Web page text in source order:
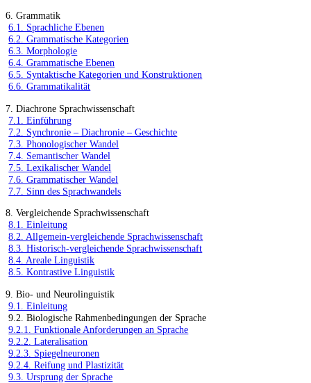
6. Grammatik
6.1. Sprachliche Ebenen
6.2. Grammatische Kategorien
6.3. Morphologie
6.4. Grammatische Ebenen
6.5. Syntaktische Kategorien und Konstruktionen
6.6. Grammatikalität
7. Diachrone Sprachwissenschaft
7.1. Einführung
7.2. Synchronie – Diachronie – Geschichte
7.3. Phonologischer Wandel
7.4. Semantischer Wandel
7.5. Lexikalischer Wandel
7.6. Grammatischer Wandel
7.7. Sinn des Sprachwandels
8. Vergleichende Sprachwissenschaft
8.1. Einleitung
8.2. Allgemein-vergleichende Sprachwissenschaft
8.3. Historisch-vergleichende Sprachwissenschaft
8.4. Areale Linguistik
8.5. Kontrastive Linguistik
9. Bio- und Neurolinguistik
9.1. Einleitung
9.2. Biologische Rahmenbedingungen der Sprache
9.2.1. Funktionale Anforderungen an Sprache
9.2.2. Lateralisation
9.2.3. Spiegelneuronen
9.2.4. Reifung und Plastizität
9.3. Ursprung der Sprache